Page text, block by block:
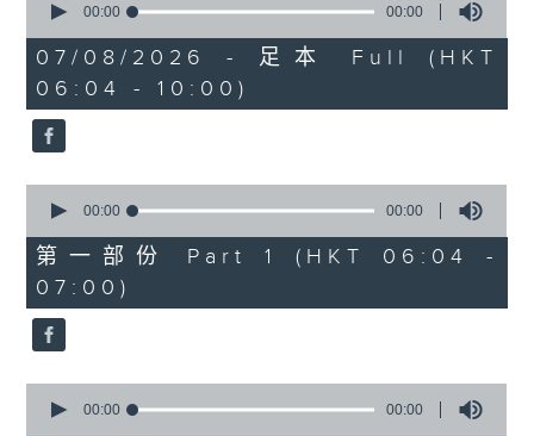
seconds
0
seconds
00:00 00:00
07/08/2026 - 足本 Full (HKT
06:04 - 10:00)
seconds
0
seconds
00:00 00:00
第一部份 Part 1 (HKT 06:04 -
07:00)
seconds
00:00 00:00